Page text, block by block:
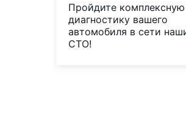
Пройдите комплексную
диагностику вашего
автомобиля в сети
СТО!